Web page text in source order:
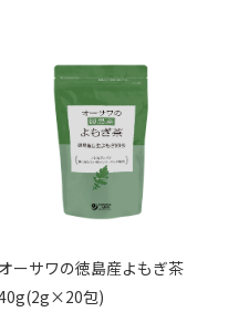
オーサワの徳島産よもぎ茶
包)